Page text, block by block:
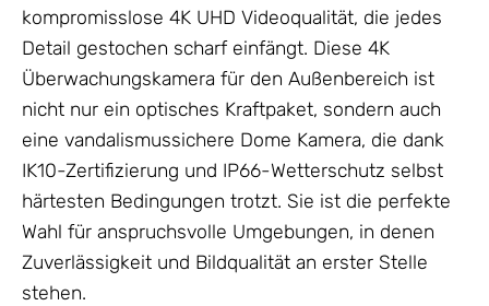
kompromisslose 4K UHD Videoqualität, die jedes
Detail gestochen scharf einfängt. Diese 4K
Überwachungskamera für den Außenbereich ist
nicht nur ein optisches Kraftpaket, sondern auch
eine vandalismussichere Dome Kamera, die dank
IK10-Zertifizierung und IP66-Wetterschutz selbst
härtesten Bedingungen trotzt. Sie ist die perfekte
Wahl für anspruchsvolle Umgebungen, in denen
Zuverlässigkeit und Bildqualität an erster Stelle
stehen.